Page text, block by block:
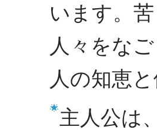
います。
人々をな
人の知恵
主人公は